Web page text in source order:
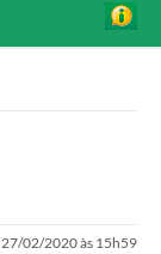
02/2020 às 15h59